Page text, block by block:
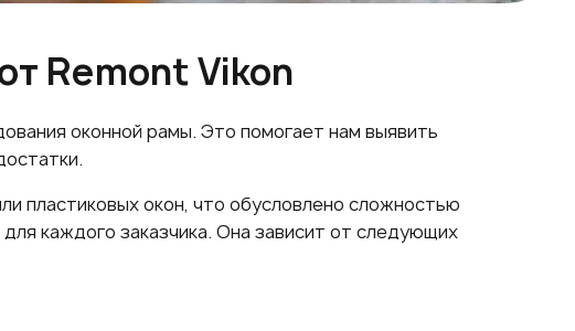
Remont Vikon
оконной рамы. Это помогает нам выявить
пластиковых окон, что обусловлено сложностью
каждого заказчика. Она зависит от следующих